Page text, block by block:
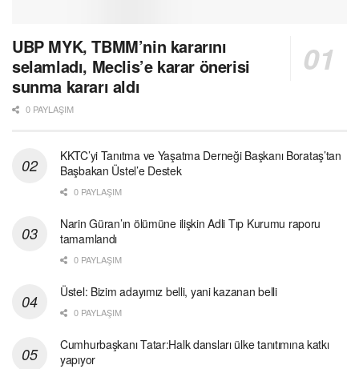
UBP MYK, TBMM’nin kararını
selamladı, Meclis’e karar önerisi
sunma kararı aldı
0 PAYLAŞIM
KKTC’yi Tanıtma ve Yaşatma Derneği Başkanı Borataş’tan
Başbakan Üstel’e Destek
0 PAYLAŞIM
Narin Güran’ın ölümüne ilişkin Adli Tıp Kurumu raporu
tamamlandı
0 PAYLAŞIM
Üstel: Bizim adayımız belli, yani kazanan belli
0 PAYLAŞIM
Cumhurbaşkanı Tatar:Halk dansları ülke tanıtımına katkı
yapıyor